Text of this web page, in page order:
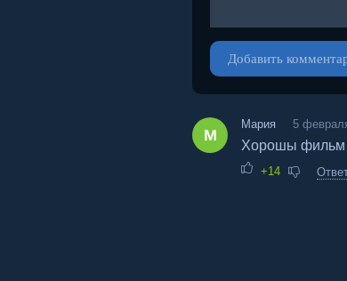
Добавить
М
Мария 5
Хорошы фильм
+14